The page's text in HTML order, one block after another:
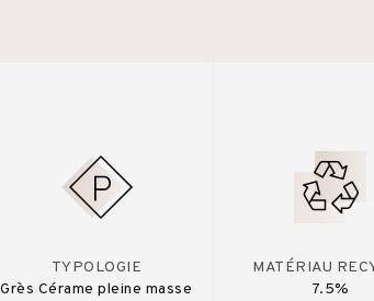
TYPOLOGIE
Grès Cérame pleine masse
MATÉRIAU
7.5%